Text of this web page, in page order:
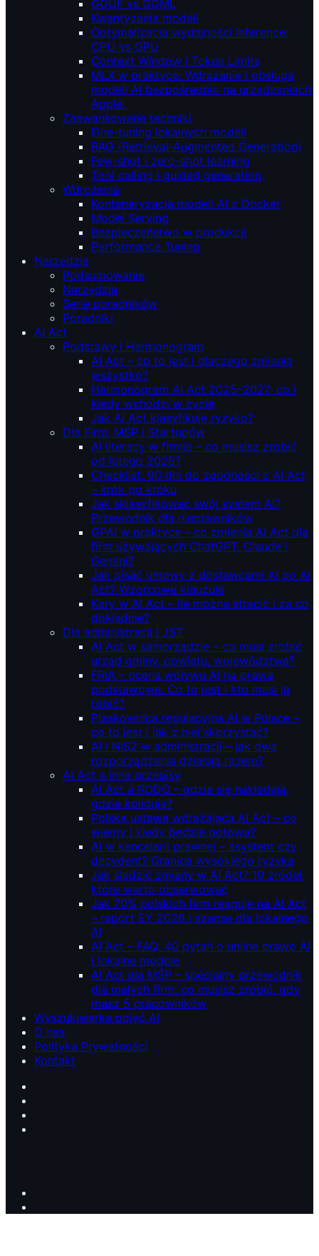
GGUF vs GGML
Kwantyzacja modeli
Optymalizacja wydajności inference:
CPU vs GPU
Context Window i Token Limits
MLX w praktyce: Wdrażanie i obsługa
modeli AI bezpośrednio na urządzeniach
Apple.
Zaawansowane techniki
Fine-tuning lokalnych modeli
RAG (Retrieval‑Augmented Generation)
Few-shot i zero-shot learning
Tool calling i guided generation
Wdrożenia
Konteneryzacja modeli AI z Docker
Model Serving
Bezpieczeństwo w produkcji
Performance Tuning
Narzędzia
Podsumowanie
Narzędzia
Serie poradników
Poradniki
AI Act
Podstawy i Harmonogram
AI Act – co to jest i dlaczego zmienia
wszystko?
Harmonogram AI Act 2025–2027: co i
kiedy wchodzi w życie
Jak AI Act klasyfikuje ryzyko?
Dla Firm, MŚP i Startupów
AI literacy w firmie – co musisz zrobić
od lutego 2025?
Checklist: 90 dni do zgodności z AI Act
– krok po kroku
Jak sklasyfikować swój system AI?
Przewodnik dla nieprawników
GPAI w praktyce – co zmienia AI Act dla
firm używających ChatGPT, Claude i
Gemini?
Jak pisać umowy z dostawcami AI po AI
Act? Wzorcowe klauzule
Kary w AI Act – ile można stracić i za co
dokładnie?
Dla administracji i JST
AI Act w samorządzie – co musi zrobić
urząd gminy, powiatu, województwa?
FRIA – ocena wpływu AI na prawa
podstawowe. Co to jest i kto musi ją
robić?
Piaskownica regulacyjna AI w Polsce –
co to jest i jak z niej skorzystać?
AI i NIS2 w administracji – jak dwa
rozporządzenia działają razem?
AI Act a inne przepisy
AI Act a RODO – gdzie się nakładają,
gdzie kolidują?
Polska ustawa wdrażająca AI Act – co
wiemy i kiedy będzie gotowa?
AI w kancelarii prawnej – asystent czy
decydent? Granica wysokiego ryzyka
Jak śledzić zmiany w AI Act? 10 źródeł,
które warto obserwować
Jak 70% polskich firm reaguje na AI Act
– raport EY 2026 i szanse dla lokalnego
AI
AI Act – FAQ: 40 pytań o unijne prawo AI
i lokalne modele
AI Act dla MŚP – specjalny przewodnik
dla małych firm: co musisz zrobić, gdy
masz 5 pracowników
Wyszukiwarka pojęć AI
O nas
Polityka Prywatności
Kontakt